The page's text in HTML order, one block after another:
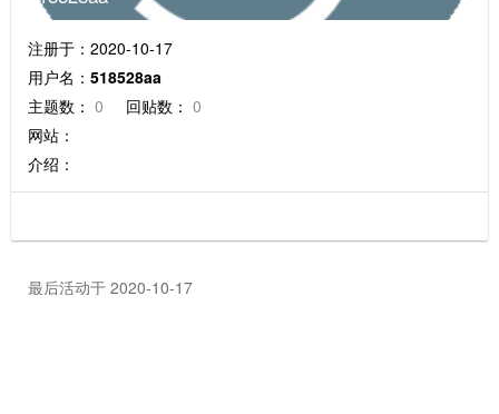
注册于：2020-10-17
用户名： 518528aa
主题数： 0 回贴数： 0
网站：
介绍：
最后活动于 2020-10-17